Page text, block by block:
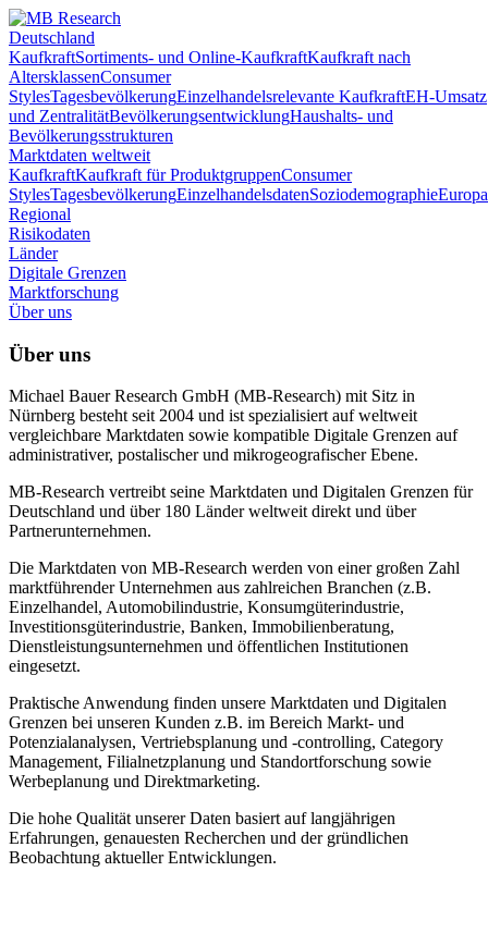
Deutschland
KaufkraftSortiments- und Online-KaufkraftKaufkraft nach
AltersklassenConsumer
StylesTagesbevölkerungEinzelhandelsrelevante KaufkraftEH-Umsatz
und ZentralitätBevölkerungsentwicklungHaushalts- und
Bevölkerungsstrukturen
Marktdaten weltweit
KaufkraftKaufkraft für ProduktgruppenConsumer
StylesTagesbevölkerungEinzelhandelsdatenSoziodemographieEuropa
Regional
Risikodaten
Länder
Digitale Grenzen
Marktforschung
Über uns
Über uns
Michael Bauer Research GmbH (MB-Research) mit Sitz in
Nürnberg besteht seit 2004 und ist spezialisiert auf weltweit
vergleichbare Marktdaten sowie kompatible Digitale Grenzen auf
administrativer, postalischer und mikrogeografischer Ebene.
MB-Research vertreibt seine Marktdaten und Digitalen Grenzen für
Deutschland und über 180 Länder weltweit direkt und über
Partnerunternehmen.
Die Marktdaten von MB-Research werden von einer großen Zahl
marktführender Unternehmen aus zahlreichen Branchen (z.B.
Einzelhandel, Automobilindustrie, Konsumgüterindustrie,
Investitionsgüterindustrie, Banken, Immobilienberatung,
Dienstleistungsunternehmen und öffentlichen Institutionen
eingesetzt.
Praktische Anwendung finden unsere Marktdaten und Digitalen
Grenzen bei unseren Kunden z.B. im Bereich Markt- und
Potenzialanalysen, Vertriebsplanung und -controlling, Category
Management, Filialnetzplanung und Standortforschung sowie
Werbeplanung und Direktmarketing.
Die hohe Qualität unserer Daten basiert auf langjährigen
Erfahrungen, genauesten Recherchen und der gründlichen
Beobachtung aktueller Entwicklungen.